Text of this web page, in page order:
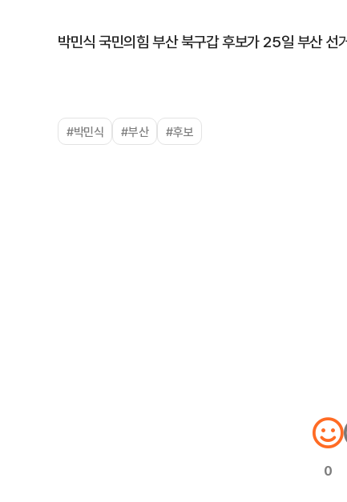
박민식 국민의힘 부산 북구갑 후보가 25일 부산 선
#박민식 #부산 #후보
0